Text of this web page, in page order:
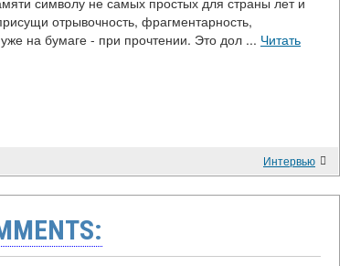
отрывочность, фрагментарность,
на бумаге - при прочтении. Это дол ... Читать
Интервью